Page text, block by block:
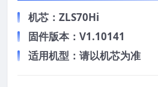
机芯：ZLS70Hi
固件版本：V1.10141
适用机型：请以机芯为准